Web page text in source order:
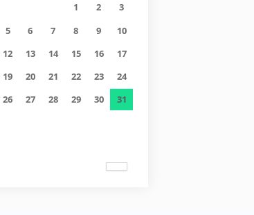
1 2
3
5 6 7 8 9
10
12 13 14 15 16
17
19 20 21 22 23
24
26 27 28 29 30 31